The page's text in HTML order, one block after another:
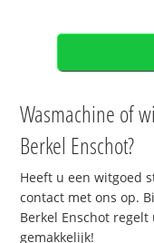
Wasmachine of
Berkel Enschot?
Heeft u een witgoed
contact met ons op.
Berkel Enschot
gemakkelijk!